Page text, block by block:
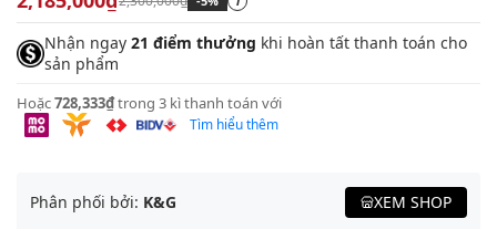
Nhận ngay 21 điểm thưởng khi hoàn tất thanh toán cho
sản phẩm
Hoặc728,333₫trong 3 kì thanh toán với
Tìm hiểu thêm
Phân phối bởi: K&G XEM SHOP